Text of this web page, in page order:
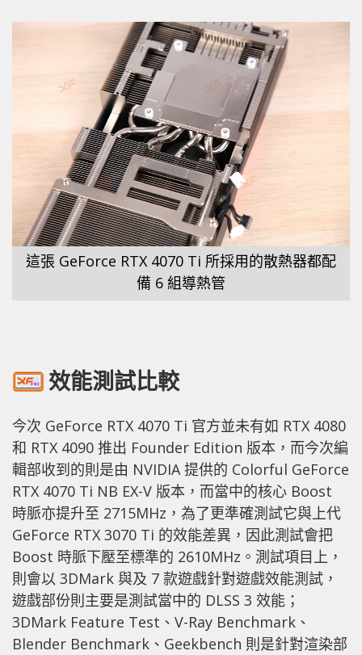
這張 GeForce RTX 4070 Ti 所採用的散熱器都配
備 6 組導熱管
效能測試比較
今次 GeForce RTX 4070 Ti 官方並未有如 RTX 4080
和 RTX 4090 推出 Founder Edition 版本，而今次編
輯部收到的則是由 NVIDIA 提供的 Colorful GeForce
RTX 4070 Ti NB EX-V 版本，而當中的核心 Boost
時脈亦提升至 2715MHz，為了更準確測試它與上代
GeForce RTX 3070 Ti 的效能差異，因此測試會把
Boost 時脈下壓至標準的 2610MHz。測試項目上，
則會以 3DMark 與及 7 款遊戲針對遊戲效能測試，
遊戲部份則主要是測試當中的 DLSS 3 效能；
3DMark Feature Test、V-Ray Benchmark、
Blender Benchmark、Geekbench 則是針對渲染部